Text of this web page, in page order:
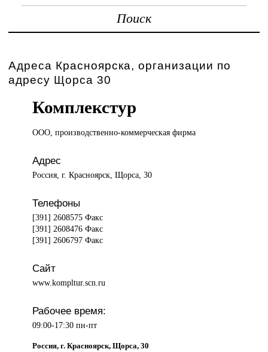
Поиск
Адреса Красноярска, организации по
адресу Щорса 30
Комплекстур
ООО, производственно-коммерческаяфирма
Адрес
Россия, г. Красноярск, Щорса, 30
Телефоны
[391] 2608575 Факс
[391] 2608476 Факс
[391] 2606797 Факс
Сайт
www.kompltur.scn.ru
Рабочее время:
09:00-17:30 пн-пт
Россия, г. Красноярск, Щорса, 30